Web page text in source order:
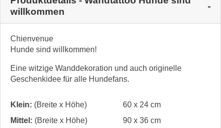
willkommen
Chienvenue
Hunde sind willkommen!
Eine witzige Wanddekoration und auch originelle
Geschenkidee für alle Hundefans.
Klein: (Breite x Höhe)
60 x 24 cm
Mittel: (Breite x Höhe)
90 x 36 cm